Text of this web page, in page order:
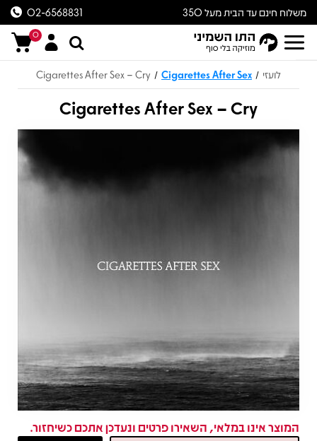
משלוח חינם עד הבית מעל 350
ש״ח
02-6568831
0
לועזי /
Cigarettes After Sex
/
Cigarettes After Sex – Cry
Cigarettes After Sex – Cry
המוצר אינו במלאי, השאירו פרטים ונעדכן אתכם כשיחזור.